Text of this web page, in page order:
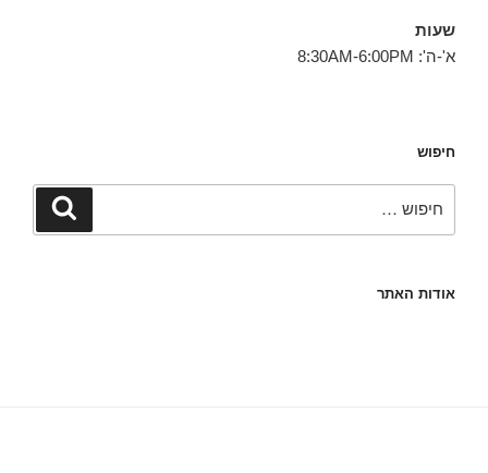
שעות
א'-ה': 8:30AM-6:00PM
חיפוש
חיפוש
אודות האתר